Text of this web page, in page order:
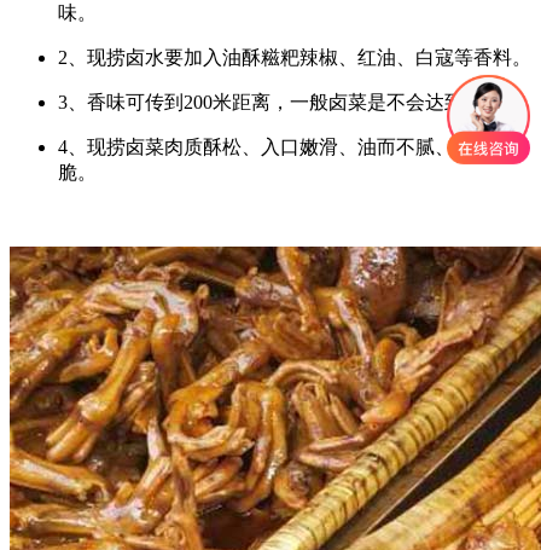
味。
2、现捞卤水要加入油酥糍粑辣椒、红油、白寇等香料。
3、香味可传到200米距离，一般卤菜是不会达到的。
4、现捞卤菜肉质酥松、入口嫩滑、油而不腻、素菜嫩
脆。